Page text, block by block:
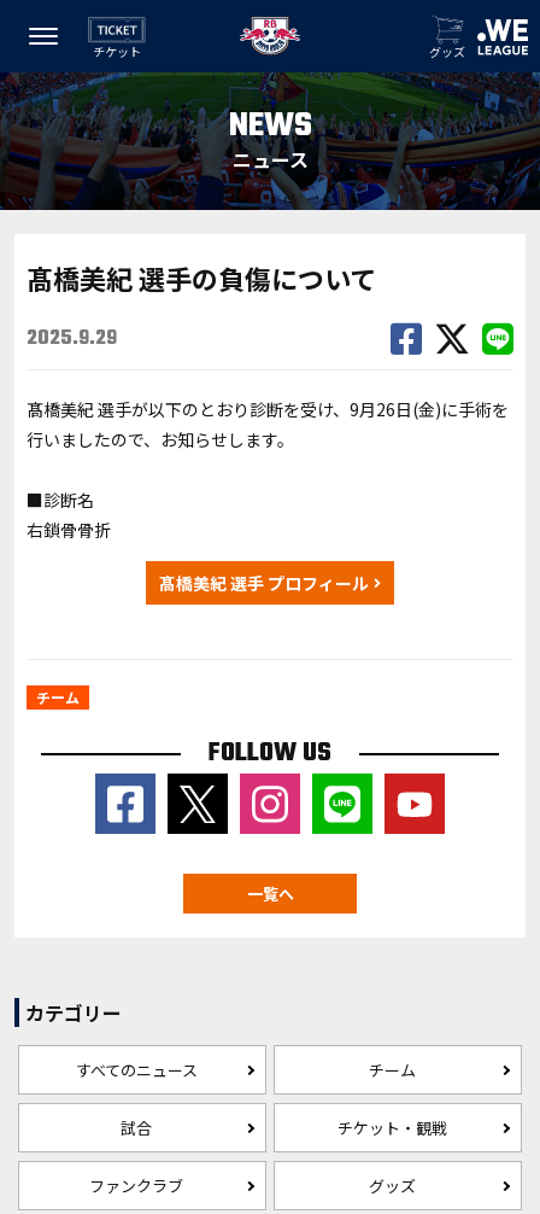
チケット グッズ
NEWS
ニュース
髙橋美紀 選手の負傷について
2025.9.29
髙橋美紀 選手が以下のとおり診断を受け、9月26日(金)に手術を
行いましたので、お知らせします。
■診断名
右鎖骨骨折
髙橋美紀 選手 プロフィール
チーム
FOLLOW US
一覧へ
カテゴリー
すべてのニュース チーム
試合 チケット・観戦
ファンクラブ グッズ